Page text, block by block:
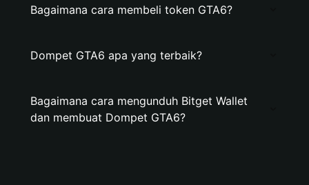
Bagaimana cara membeli token GTA6?
Dompet GTA6 apa yang terbaik?
Bagaimana cara mengunduh Bitget Wallet
dan membuat Dompet GTA6?